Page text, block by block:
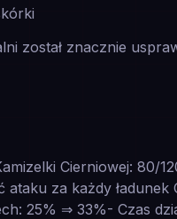
został znacznie
Cierniowej: 80/
ataku za każdy
25% ⇒ 33%- Czas